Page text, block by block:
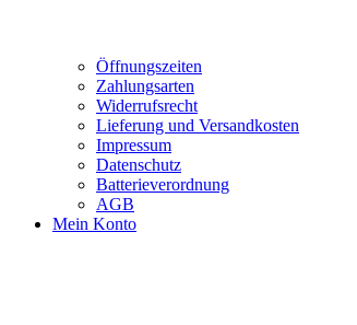
Öffnungszeiten
Zahlungsarten
Widerrufsrecht
Lieferung und Versandkosten
Impressum
Datenschutz
Batterieverordnung
AGB
Mein Konto